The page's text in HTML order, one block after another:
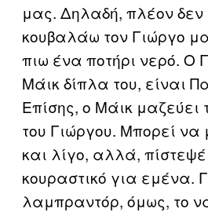
μας. Δηλαδή, πλέον δεν
κουβαλάω τον Γιώργο
πιω ένα ποτήρι νερό. Ο
Μάικ δίπλα του, είναι
Επίσης, ο Μάικ μαζεύει
του Γιώργου. Μπορεί να
και λίγο, αλλά,
κουραστικό για εμένα.
λαμπραντόρ, όμως, το